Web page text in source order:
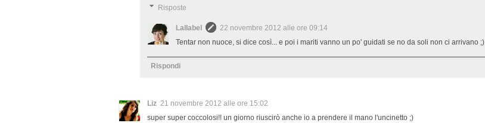
Risposte
Lallabel
22 novembre 2012 alle ore 09:14
Tentar non nuoce, si dice così... e poi i mariti vanno un po' guidati se no da soli non ci arrivano ;)
Rispondi
Liz 21 novembre 2012 alle ore 15:02
super super coccolosi!! un giorno riuscirò anche io a prendere il mano l'uncinetto ;)